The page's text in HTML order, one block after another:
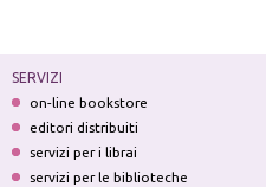
SERVIZI
on-line bookstore
editori distribuiti
servizi per i librai
servizi per le biblioteche